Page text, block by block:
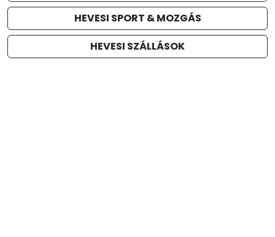
HEVESI SPORT & MOZGÁS
HEVESI SZÁLLÁSOK